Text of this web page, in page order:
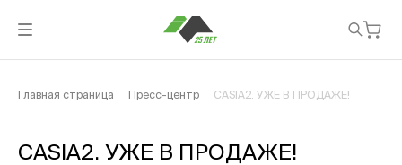
Главная страница Пресс-центр САSIA2. УЖЕ В ПРОДАЖЕ!
САSIA2. УЖЕ В ПРОДАЖЕ!